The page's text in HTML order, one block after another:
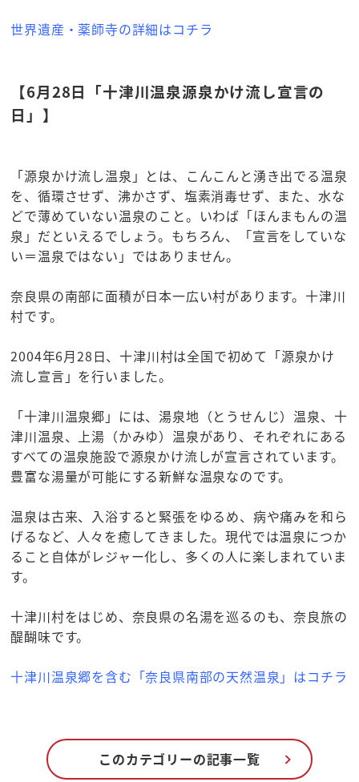
世界遺産・薬師寺の詳細はコチラ
【6月28日「十津川温泉源泉かけ流し宣言の
日」】
「源泉かけ流し温泉」とは、こんこんと湧き出でる温泉
を、循環させず、沸かさず、塩素消毒せず、また、水な
どで薄めていない温泉のこと。いわば「ほんまもんの温
泉」だといえるでしょう。もちろん、「宣言をしていな
い＝温泉ではない」ではありません。
奈良県の南部に面積が日本一広い村があります。十津川
村です。
2004年6月28日、十津川村は全国で初めて「源泉かけ
流し宣言」を行いました。
「十津川温泉郷」には、湯泉地（とうせんじ）温泉、十
津川温泉、上湯（かみゆ）温泉があり、それぞれにある
すべての温泉施設で源泉かけ流しが宣言されています。
豊富な湯量が可能にする新鮮な温泉なのです。
温泉は古来、入浴すると緊張をゆるめ、病や痛みを和ら
げるなど、人々を癒してきました。現代では温泉につか
ること自体がレジャー化し、多くの人に楽しまれていま
す。
十津川村をはじめ、奈良県の名湯を巡るのも、奈良旅の
醍醐味です。
十津川温泉郷を含む「奈良県南部の天然温泉」はコチラ
このカテゴリーの記事一覧